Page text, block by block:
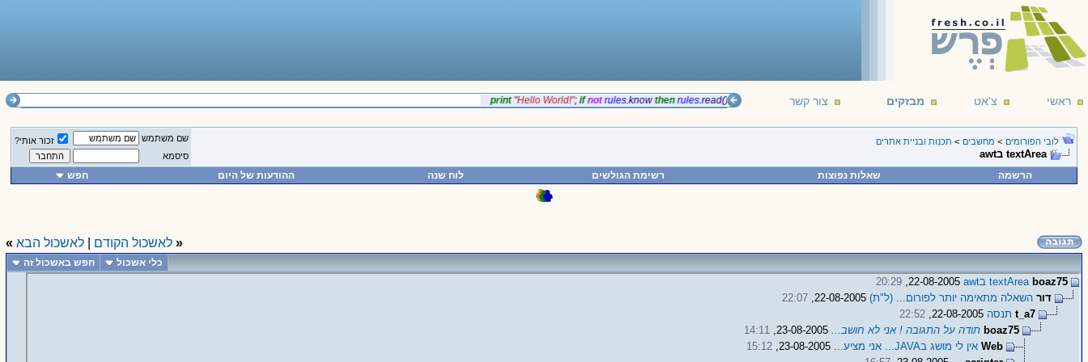
ראשי צ'אט מבזקים צור קשר ‎print ‎"Hello World!"; if‎ ‎not rules.‎know ‎then rules.‎read();
לובי הפורומים > מחשבים > תכנות ובניית אתרים
textArea בawt
שם משתמש
זכור אותי?
סיסמא
הרשמה שאלות נפוצות רשימת הגולשים לוח שנה ההודעות של היום חפש
« לאשכול הקודם לאשכול הבא »
כלי אשכול חפש באשכול זה
boaz75 textArea בawt 22-08-2005,
20:29
דור השאלה מתאימה יותר לפורום... (ל"ת)22-08-2005,
22:07
t_a7 תנסה
22:52
boaz75 תודה על התגובה ! אני לא חושב...23-08-2005,
14:11
Web אין לי מושג בJAVA... אני מציע...
15:12